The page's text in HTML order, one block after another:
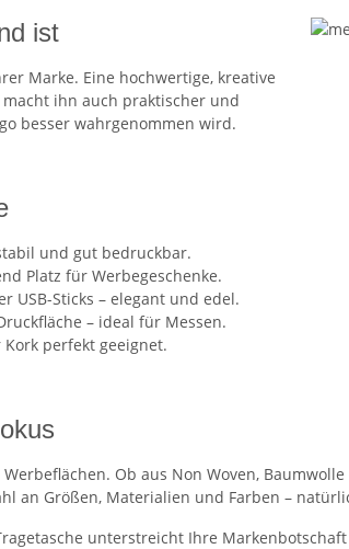
ist
Marke. Eine hochwertige, kreative
ihn auch praktischer und
besser wahrgenommen wird.
und gut bedruckbar.
Platz für Werbegeschenke.
USB-Sticks – elegant und edel.
– ideal für Messen.
perfekt geeignet.
Ob aus Non Woven,
an Größen, Materialien und Farben –
unterstreicht Ihre